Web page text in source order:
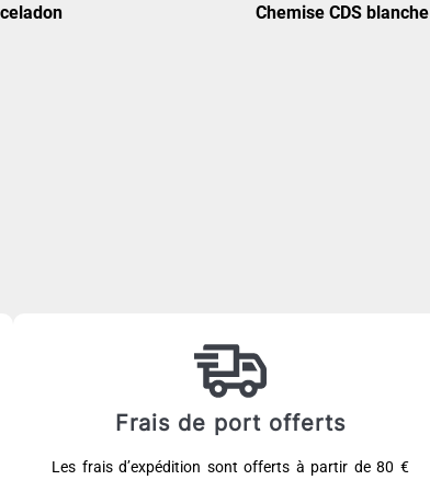
Chemise CDS blanche
Frais de port offerts
Les frais d’expédition sont offerts à partir de 80 €